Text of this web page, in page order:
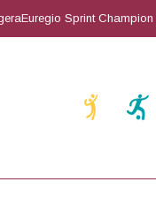
Sprint Champion 2026